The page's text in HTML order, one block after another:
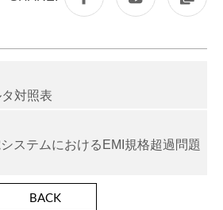
対照表
ステムにおけるEMI規格超過問題
BACK